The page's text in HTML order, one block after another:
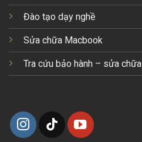
Đào tạo dạy nghề
Sửa chữa Macbook
Tra cứu bảo hành – sửa chữa